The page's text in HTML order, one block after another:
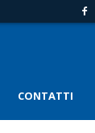
CONTATTI